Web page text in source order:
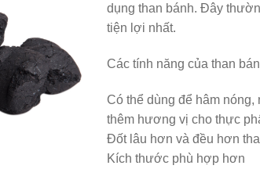
dụng than bánh. Đây
tiện lợi nhất.
Các tính năng của than
Có thể dùng để hâm
thêm hương vị cho thực
Đốt lâu hơn và đều hơn
Kích thước phù hợp hơn